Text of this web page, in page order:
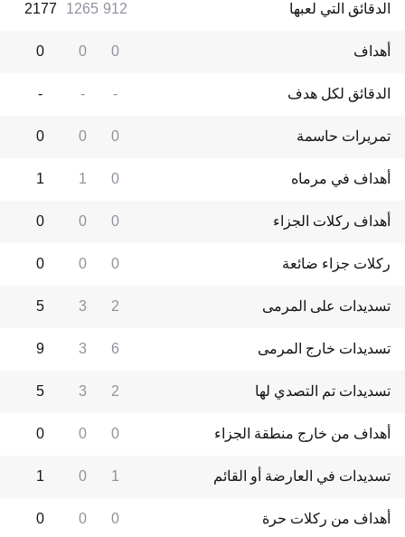
الدقائق التي لعبها 912
1265
2177
أهداف 0
0
0
الدقائق لكل هدف -
-
-
تمريرات حاسمة 0
0
0
أهداف في مرماه 0
1
1
أهداف ركلات الجزاء 0
0
0
ركلات جزاء ضائعة 0
0
0
تسديدات على المرمى 2
3
5
تسديدات خارج المرمى 6
3
9
تسديدات تم التصدي لها 2
3
5
أهداف من خارج منطقة الجزاء 0
0
0
تسديدات في العارضة أو القائم 1
0
1
أهداف من ركلات حرة 0
0
0